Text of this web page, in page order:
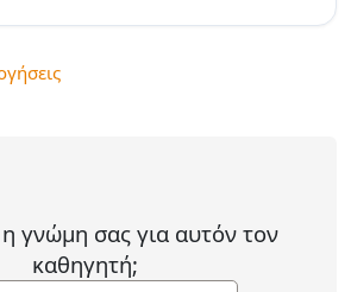
η γνώμη σας για αυτόν τον
καθηγητή;